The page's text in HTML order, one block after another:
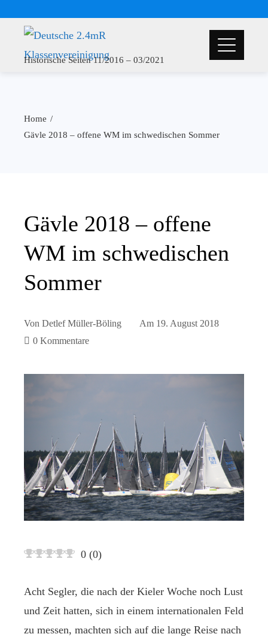
Historische Seiten 11/2016 – 03/2021
Home
Gävle 2018 – offene WM im schwedischen Sommer
Gävle 2018 – offene
WM im schwedischen
Sommer
Von Detlef Müller-Böling Am 19. August 2018
0 Kommentare
0 (0)
Acht Segler, die nach der Kieler Woche noch Lust
und Zeit hatten, sich in einem internationalen Feld
zu messen, machten sich auf die lange Reise nach